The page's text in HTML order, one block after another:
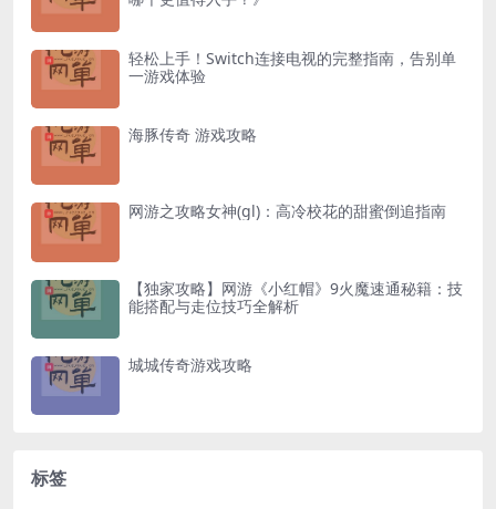
轻松上手！Switch连接电视的完整指南，告别单
一游戏体验
海豚传奇 游戏攻略
网游之攻略女神(gl)：高冷校花的甜蜜倒追指南
【独家攻略】网游《小红帽》9火魔速通秘籍：技
能搭配与走位技巧全解析
城城传奇游戏攻略
标签